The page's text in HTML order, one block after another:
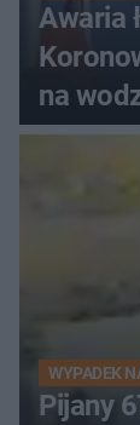
Awaria
na
WYPADEK
Pijany